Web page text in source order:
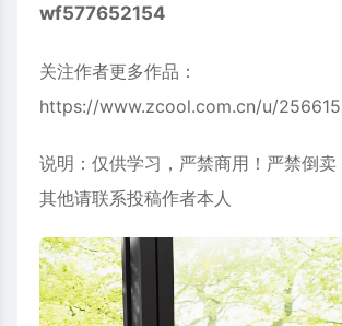
wf577652154
关注作者更多作品：
https://www.zcool.com.cn/u/
说明：仅供学习，严禁商用！严禁倒
其他请联系投稿作者本人